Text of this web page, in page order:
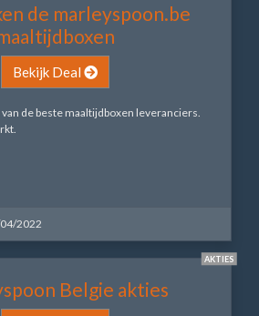
de marleyspoon.be
Bekijk Deal
de beste maaltijdboxen leveranciers.
2022
AKTIES
Belgie akties